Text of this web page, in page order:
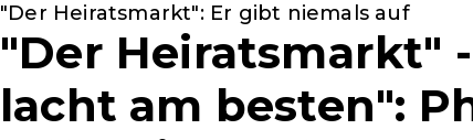
"Der Heiratsmarkt": Er gibt niemals auf
"Der Heiratsmarkt"
lacht am besten":